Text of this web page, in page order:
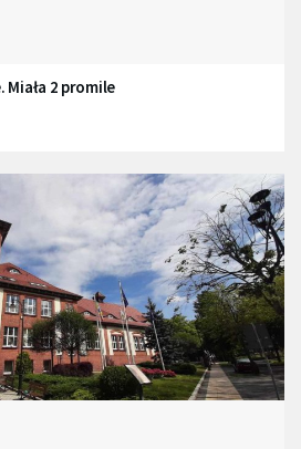
2 promile